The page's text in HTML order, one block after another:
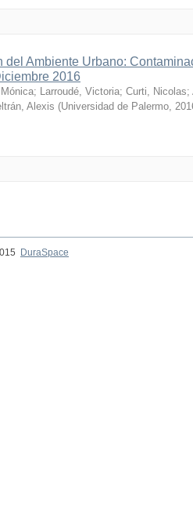
del Ambiente Urbano:
2016
; Larroudé, Victoria; Curti, Nicolas;
Alexis (Universidad de Palermo,
DuraSpace